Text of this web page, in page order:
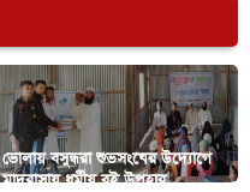
ভোলায় বসুন্ধরা শুভসংঘের উদ্যোগে
মাদরাসায় ধর্মীয় বই উপহার